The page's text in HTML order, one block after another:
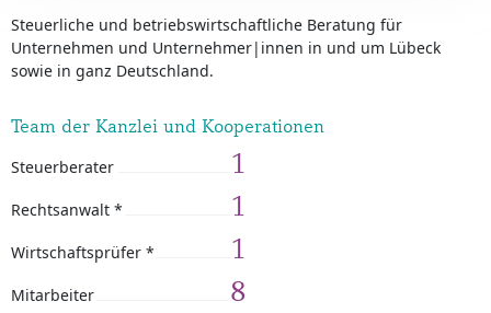
Steuerliche und betriebswirtschaftliche Beratung für
Unternehmen und Unternehmer|innen in und um Lübeck
sowie in ganz Deutschland.
Team der Kanzlei und Kooperationen
Steuerberater 1
Rechtsanwalt * 1
Wirtschaftsprüfer * 1
Mitarbeiter 8